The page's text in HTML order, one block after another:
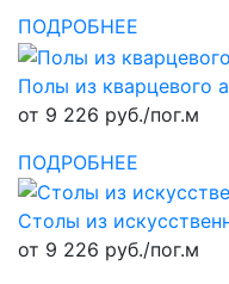
ПОДРОБНЕЕ
Полы из кварцевого
от 9 226 руб./пог.м
ПОДРОБНЕЕ
Столы из
от 9 226 руб./пог.м